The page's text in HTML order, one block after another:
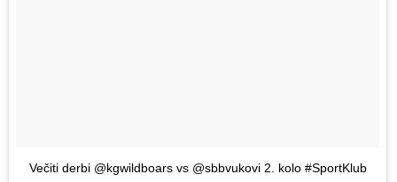
Večiti derbi @kgwildboars vs @sbbvukovi 2. kolo #SportKlub